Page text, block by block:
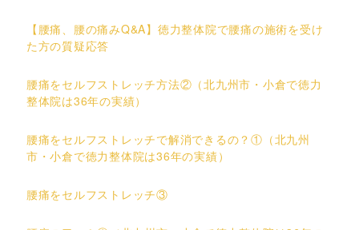
【腰痛、腰の痛みQ&A】徳力整体院で腰痛の施術を受け
た方の質疑応答
腰痛をセルフストレッチ方法②（北九州市・小倉で徳力
整体院は36年の実績）
腰痛をセルフストレッチで解消できるの？①（北九州
市・小倉で徳力整体院は36年の実績）
腰痛をセルフストレッチ③